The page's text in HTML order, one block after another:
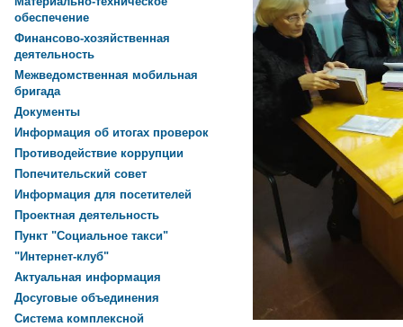
обеспечение
Финансово-хозяйственная
деятельность
Межведомственная мобильная
бригада
Документы
Информация об итогах проверок
Противодействие коррупции
Попечительский совет
Информация для посетителей
Проектная деятельность
Пункт "Социальное такси"
"Интернет-клуб"
Актуальная информация
Досуговые объединения
Система комплексной